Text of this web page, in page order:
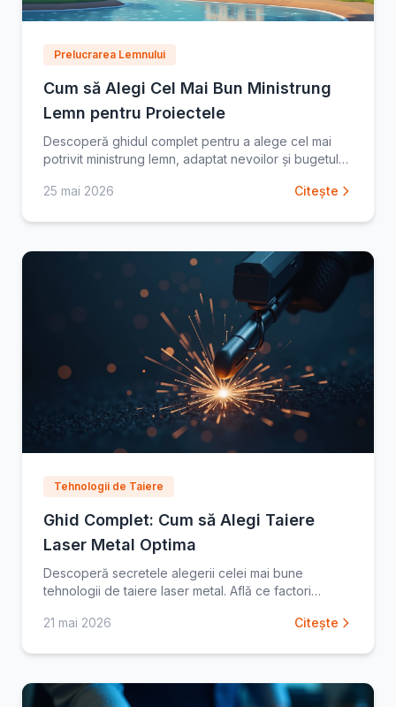
Prelucrarea Lemnului
Cum să Alegi Cel Mai Bun Ministrung
Lemn pentru Proiectele
Descoperă ghidul complet pentru a alege cel mai
potrivit ministrung lemn, adaptat nevoilor și bugetului
25 mai 2026
Citește
Tehnologii de Taiere
Ghid Complet: Cum să Alegi Taiere
Laser Metal Optima
Descoperă secretele alegerii celei mai bune
tehnologii de taiere laser metal. Află ce factori
nostru
21 mai 2026 Citește